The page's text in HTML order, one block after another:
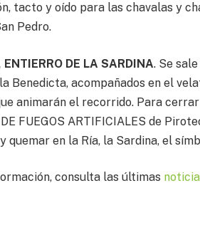
tacto y oído para las chavalas y
Pedro.
DE LA SARDINA. Se
Benedicta, acompañados en el
animarán el recorrido. Para
DE FUEGOS ARTIFICIALES de
quemar en la Ría, la Sardina, el
consulta las últimas